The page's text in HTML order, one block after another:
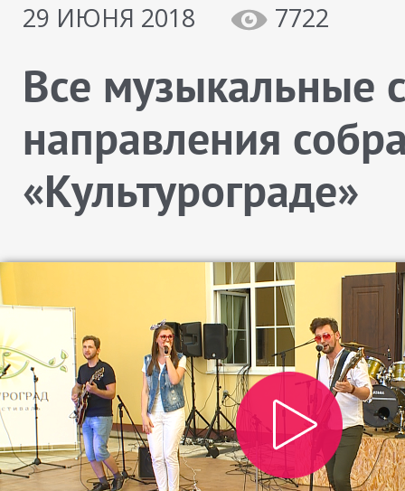
29 ИЮНЯ 2018
7722
Все музыкальные
направления
«Культурограде»